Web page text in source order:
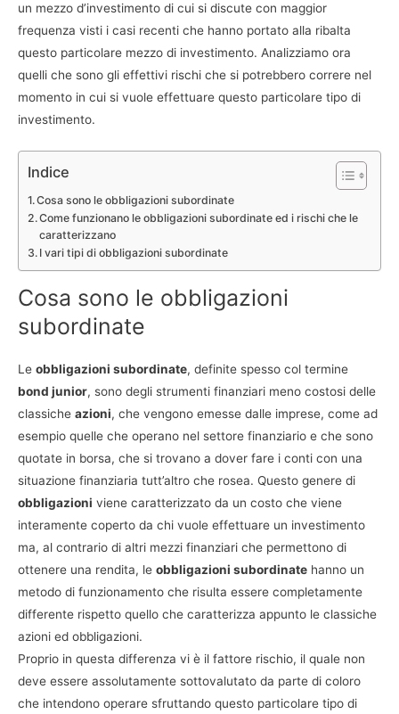
un mezzo d’investimento di cui si discute con maggior
frequenza visti i casi recenti che hanno portato alla ribalta
questo particolare mezzo di investimento. Analizziamo ora
quelli che sono gli effettivi rischi che si potrebbero correre nel
momento in cui si vuole effettuare questo particolare tipo di
investimento.
Indice
Cosa sono le obbligazioni subordinate
Come funzionano le obbligazioni subordinate ed i rischi che le
caratterizzano
I vari tipi di obbligazioni subordinate
Cosa sono le obbligazioni
subordinate
Le obbligazioni subordinate, definite spesso col termine
bond junior, sono degli strumenti finanziari meno costosi delle
classiche azioni, che vengono emesse dalle imprese, come ad
esempio quelle che operano nel settore finanziario e che sono
quotate in borsa, che si trovano a dover fare i conti con una
situazione finanziaria tutt’altro che rosea. Questo genere di
obbligazioni viene caratterizzato da un costo che viene
interamente coperto da chi vuole effettuare un investimento
ma, al contrario di altri mezzi finanziari che permettono di
ottenere una rendita, le obbligazioni subordinate hanno un
metodo di funzionamento che risulta essere completamente
differente rispetto quello che caratterizza appunto le classiche
azioni ed obbligazioni.
Proprio in questa differenza vi è il fattore rischio, il quale non
deve essere assolutamente sottovalutato da parte di coloro
che intendono operare sfruttando questo particolare tipo di